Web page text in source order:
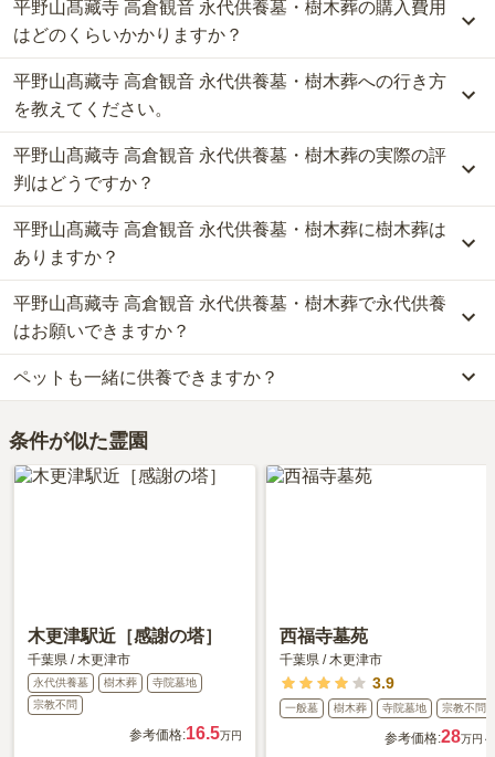
平野山髙藏寺 高倉観音 永代供養墓・樹木葬の購入費用
はどのくらいかかりますか？
平野山髙藏寺 高倉観音 永代供養墓・樹木葬では、樹木葬が約55万
円から、永代供養墓が約11万円からお求めいただけます。
なお、平野山髙藏寺 高倉観音 永代供養墓・樹木葬がある千葉県の
相場は、樹木葬が約61万円、永代供養墓が約24万円です。
お墓は、価格が高いものがよい、安いものが悪い、という訳ではあ
りません。大切なのは、ご家族が心から納得し、安心してお参りで
きる場所を選ぶことです。
平野山髙藏寺 高倉観音 永代供養墓・樹木葬への行き方
を教えてください。
公共交通機関の場合、ＪＲ内房線「木更津駅」からバスに乗車、
「高倉観音下バス停」下車徒歩約10分です。
詳しいルートや地図は、本ページの「地図・交通アクセス」欄をご
確認ください。
平野山髙藏寺 高倉観音 永代供養墓・樹木葬の実際の評
判はどうですか？
当サイトに寄せられた総合評価は、4.5点です。特に価格が高く評
価されています。
利用者様からは「自然に囲まれた場所で、空気が澄んでいる感じが
しました。静かな場所で落ち着きます。
坂道があるので、車ではないと難しいかもしれません。
周辺に食事できる所はなさそうでしたが、個人的には問題ありませ
ん。」といったお声をいただいております。
平野山髙藏寺 高倉観音 永代供養墓・樹木葬に樹木葬は
ありますか？
はい、平野山髙藏寺 高倉観音 永代供養墓・樹木葬には4種類の樹木
葬がございます。
費用は、約55万円からとなっております。
平野山髙藏寺 高倉観音 永代供養墓・樹木葬がある千葉県の樹木葬
の相場価格は、約61万円です。
樹木葬
について詳しく知りたい方は『
ット＆デメリット・仕組みを解説
平野山髙藏寺 高倉観音 永代供養墓・樹木葬で永代供養
はお願いできますか？
はい、平野山髙藏寺 高倉観音 永代供養墓・樹木葬は永代供養に対
応しています。
費用は、約11万円からとなっております。
平野山髙藏寺 高倉観音 永代供養墓・樹木葬がある千葉県の永代供
養墓の相場価格は、約24万円です。
ペットも一緒に供養できますか？
対応しております。
大切な家族の一員であるペットも供養できるプランをご用意してお
条件が似た霊園
木更津駅近［感謝の塔］
千葉県 / 木更津市
永代供養墓 樹木葬
寺院墓地
宗教不問
参考価格:16.5万円
西福寺墓苑
千葉県 / 木更津市
3.9
一般墓 樹木葬 寺院墓地 宗教不問
参考価格:28万円～